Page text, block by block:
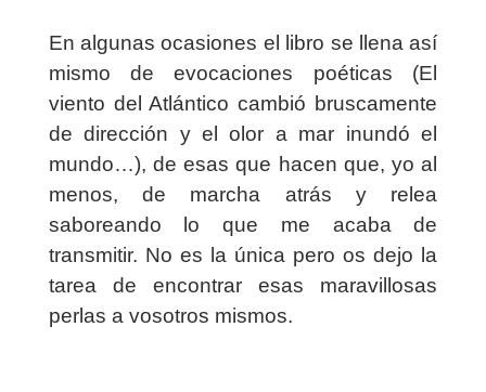
En algunas ocasiones el libro se llena así
mismo de evocaciones poéticas (El
viento del Atlántico cambió bruscamente
de dirección y el olor a mar inundó el
mundo…), de esas que hacen que, yo al
menos, de marcha atrás y relea
saboreando lo que me acaba de
transmitir. No es la única pero os dejo la
tarea de encontrar esas maravillosas
perlas a vosotros mismos.